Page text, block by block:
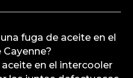
fuga de aceite en el
en el intercooler